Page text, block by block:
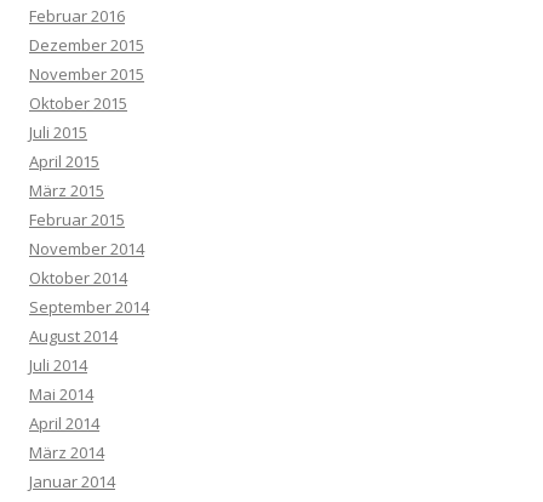
Februar 2016
Dezember 2015
November 2015
Oktober 2015
Juli 2015
April 2015
März 2015
Februar 2015
November 2014
Oktober 2014
September 2014
August 2014
Juli 2014
Mai 2014
April 2014
März 2014
Januar 2014